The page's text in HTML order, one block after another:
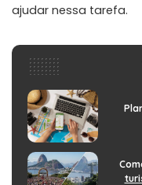
ajudar nessa tarefa.